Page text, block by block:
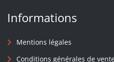
Informations
Mentions légales
Conditions générales de